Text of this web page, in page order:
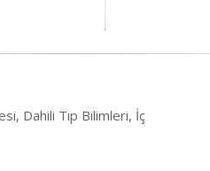
Dahili Tıp Bilimleri, İç